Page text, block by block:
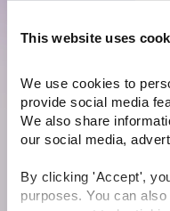
This website uses
We use cookies to
provide social media
We also share
our social media,
By clicking 'Accept',
purposes. You can
Om os
Karriere
Kontakt
© 2026